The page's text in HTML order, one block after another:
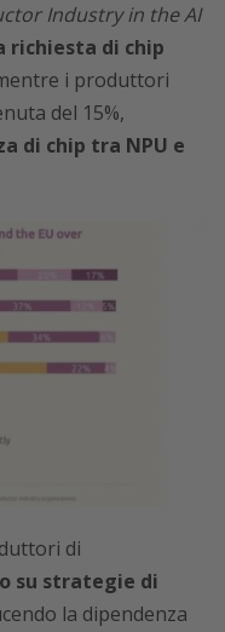
Industry in the AI
richiesta di chip
i produttori
del 15%,
di chip tra NPU e
di
su strategie di
la dipendenza